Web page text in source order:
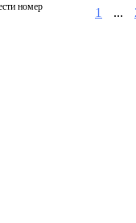
номер
1 ...